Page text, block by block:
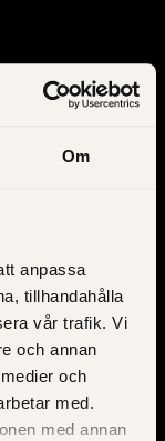
Om
anpassa
tillhandahålla
vår trafik. Vi
och annan
och
med.
med annan